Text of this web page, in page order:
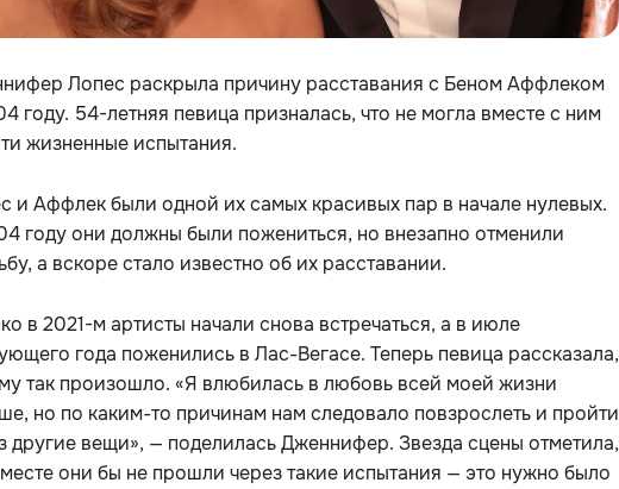
Лопес раскрыла причину расставания с Беном Аффлеком
году. 54-летняя певица призналась, что не могла вместе с ним
жизненные испытания.
и Аффлек были одной их самых красивых пар в начале нулевых.
году они должны были пожениться, но внезапно отменили
а вскоре стало известно об их расставании.
в 2021-м артисты начали снова встречаться, а в июле
года поженились в Лас-Вегасе. Теперь певица рассказала,
так произошло. «Я влюбилась в любовь всей моей жизни
но по каким-то причинам нам следовало повзрослеть и пройти
другие вещи», — поделилась Дженнифер. Звезда сцены отметила,
они бы не прошли через такие испытания — это нужно было